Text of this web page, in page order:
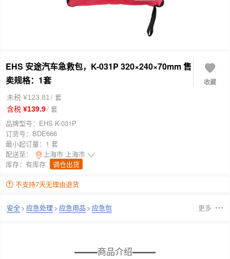
EHS 安途汽车急救包，K-031P 320×240×70mm 售
卖规格：1套
收藏
未税 ¥123.81 / 套
含税 ¥139.9/ 套
品牌型号： EHS K-031P
订货号： BDE666
最小起订量： 1 套
配送至：
上海市 上海市
库存： 有库存 调仓出货
不支持7天无理由退货
安全> 应急处理 > 应急用品 > 应急包 更多
商品介绍